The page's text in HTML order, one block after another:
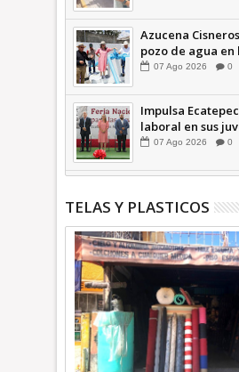
Azucena
pozo de agua en
Donaldo Colosio
07 Ago 2026 0
Impulsa
laboral en sus
inauguran Feria
INFORMATIVA
07 Ago 2026 0
TELAS Y PLASTICOS